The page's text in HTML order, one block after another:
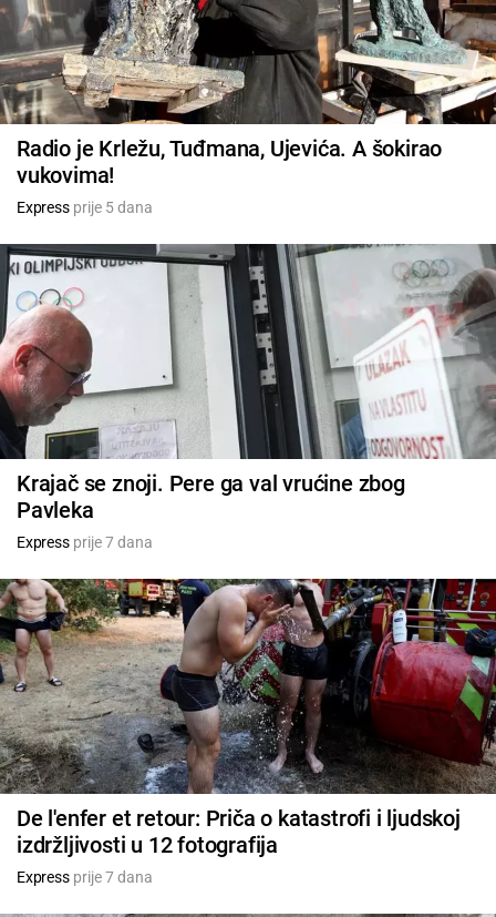
Radio je Krležu, Tuđmana, Ujevića. A šokirao
vukovima!
Expressprije 5 dana
Krajač se znoji. Pere ga val vrućine zbog
Pavleka
Expressprije 7 dana
De l'enfer et retour: Priča o katastrofi i ljudskoj
izdržljivosti u 12 fotografija
Expressprije 7 dana